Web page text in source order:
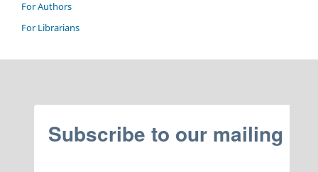
For Authors
For Librarians